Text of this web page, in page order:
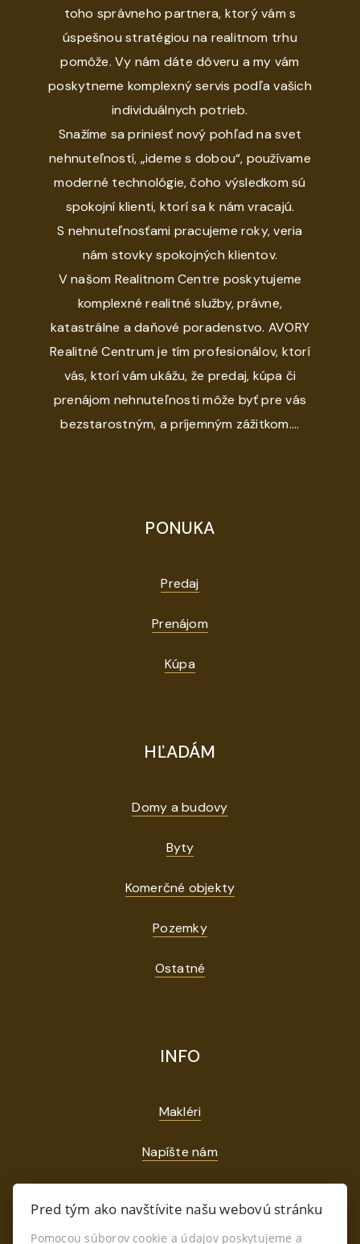
toho správneho partnera, ktorý vám s
úspešnou stratégiou na realitnom trhu
pomôže. Vy nám dáte dôveru a my vám
poskytneme komplexný servis podľa vašich
individuálnych potrieb.
Snažíme sa priniesť nový pohľad na svet
nehnuteľností, „ideme s dobou“, používame
moderné technológie, čoho výsledkom sú
spokojní klienti, ktorí sa k nám vracajú.
S nehnuteľnosťami pracujeme roky, veria
nám stovky spokojných klientov.
V našom Realitnom Centre poskytujeme
komplexné realitné služby, právne,
katastrálne a daňové poradenstvo. AVORY
Realitné Centrum je tím profesionálov, ktorí
vás, ktorí vám ukážu, že predaj, kúpa či
prenájom nehnuteľnosti môže byť pre vás
bezstarostným, a príjemným zážitkom....
PONUKA
Predaj
Prenájom
Kúpa
HĽADÁM
Domy a budovy
Byty
Komerčné objekty
Pozemky
Ostatné
INFO
Makléri
Napíšte nám
GDPR
Pred tým ako navštívite našu webovú stránku
Pomocou súborov cookie a údajov poskytujeme a